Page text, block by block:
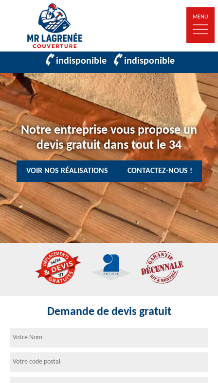
MENU
indisponible indisponible
Notre entreprise vous propose un
devis gratuit dans tout le 34
VOIR NOS RÉALISATIONS CONTACTEZ-NOUS !
Demande de devis gratuit